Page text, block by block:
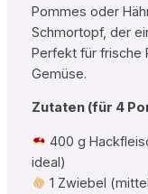
Pommes oder
Schmortopf, der
Perfekt für frische
Gemüse.
Zutaten (für 4
400 g
ideal)
1 Zwiebel